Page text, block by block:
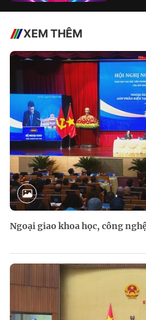
XEM THÊM
Ngoại giao khoa học, công